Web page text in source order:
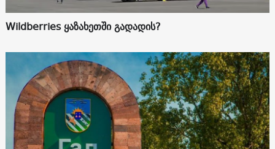
Wildberries ყაზახეთში გადადის?